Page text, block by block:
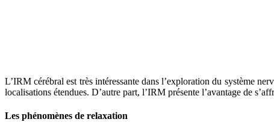
L’IRM cérébral est très intéressante dans l’exploration du système
localisations étendues. D’autre part, l’IRM présente l’avantage de
Les phénomènes de relaxation